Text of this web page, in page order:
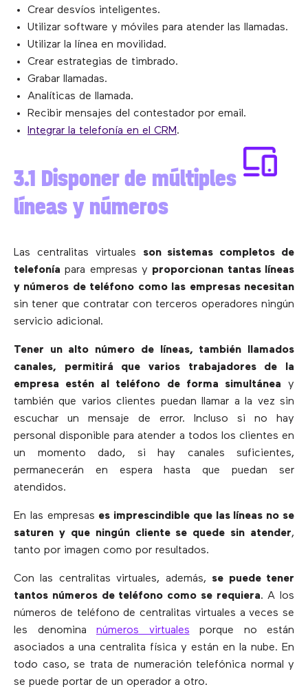
Crear desvíos inteligentes.
Utilizar software y móviles para atender las llamadas.
Utilizar la línea en movilidad.
Crear estrategias de timbrado.
Grabar llamadas.
Analíticas de llamada.
Recibir mensajes del contestador por email.
Integrar la telefonía en el CRM.
3.1 Disponer de múltiples
líneas y números
Las centralitas virtuales son sistemas completos de
telefonía para empresas y proporcionan tantas líneas
y números de teléfono como las empresas necesitan
sin tener que contratar con terceros operadores ningún
servicio adicional.
Tener un alto número de líneas, también llamados
canales, permitirá que varios trabajadores de la
empresa estén al teléfono de forma simultánea y
también que varios clientes puedan llamar a la vez sin
escuchar un mensaje de error. Incluso si no hay
personal disponible para atender a todos los clientes en
un momento dado, si hay canales suficientes,
permanecerán en espera hasta que puedan ser
atendidos.
En las empresas es imprescindible que las líneas no se
saturen y que ningún cliente se quede sin atender,
tanto por imagen como por resultados.
Con las centralitas virtuales, además, se puede tener
tantos números de teléfono como se requiera. A los
números de teléfono de centralitas virtuales a veces se
les denomina números virtuales porque no están
asociados a una centralita física y están en la nube. En
todo caso, se trata de numeración telefónica normal y
se puede portar de un operador a otro.